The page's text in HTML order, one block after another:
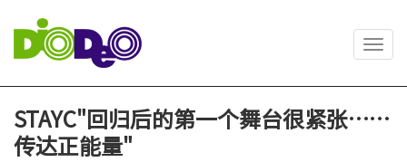
STAYC"回归后的第一个舞台很紧张……
传达正能量"